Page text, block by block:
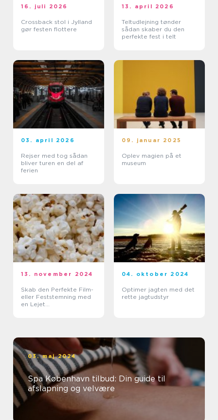
16. juli 2026
Crossback stol i Jylland
gør festen flottere
13. april 2026
Teltudlejning tønder
sådan skaber du den
perfekte fest i telt
03. april 2026
Rejser med tog sådan
bliver turen en del af
ferien
09. januar 2025
Oplev magien på et
museum
13. november 2024
Skab den Perfekte Film-
eller Feststemning med
en Lejet
04. oktober 2024
Optimer jagten med det
rette jagtudstyr
03. maj 2024
Spa København tilbud: Din guide til
afslapning og velvære